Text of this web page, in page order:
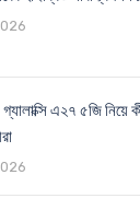
এ২৭ ৫জি নিয়ে